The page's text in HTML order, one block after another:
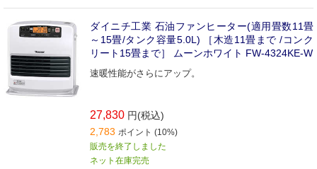
ダイニチ工業 石油ファンヒーター(適用畳数11畳
～15畳/タンク容量5.0L) ［木造11畳まで /コンク
リート15畳まで］ ムーンホワイト FW-4324KE-W
速暖性能がさらにアップ。
27,830 円(税込)
2,783 ポイント (10%)
販売を終了しました
ネット在庫完売